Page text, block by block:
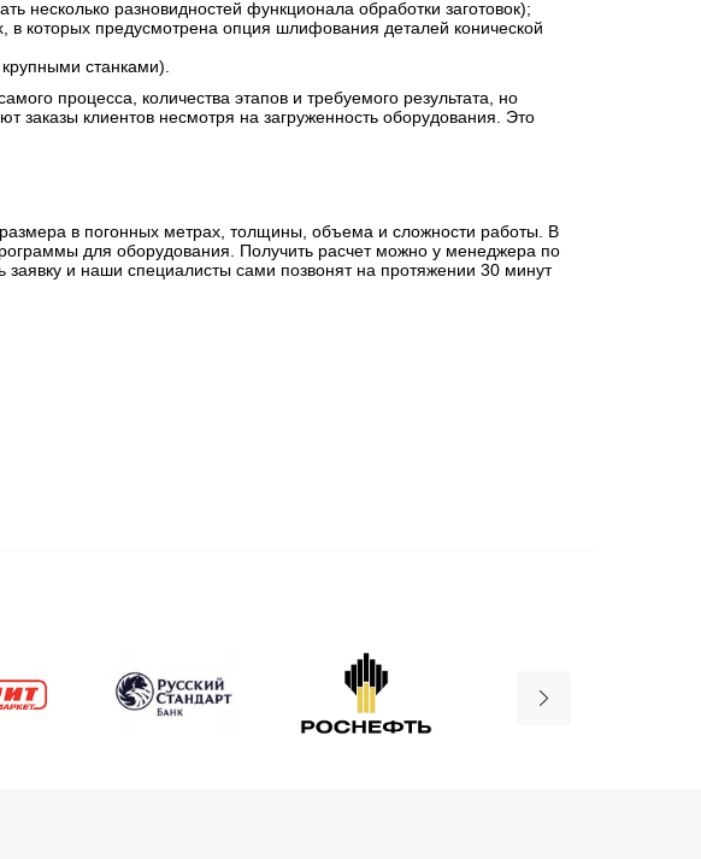
несколько разновидностей функционала обработки заготовок);
в которых предусмотрена опция шлифования деталей конической
станками).
процесса, количества этапов и требуемого результата, но
заказы клиентов несмотря на загруженность оборудования. Это
в погонных метрах, толщины, объема и сложности работы. В
для оборудования. Получить расчет можно у менеджера по
и наши специалисты сами позвонят на протяжении 30 минут